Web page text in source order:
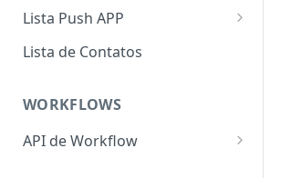
Inserir E-mail no optout
Listar optout
Remover e-mail do
optout
Lista Push APP
Inserir na lista
Logout dispositivo
Abertura da notificação POST
Lista de Contatos
WORKFLOWS
API de Workflow